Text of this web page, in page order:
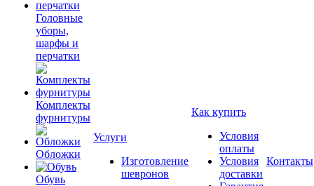
Головные
уборы,
шарфы и
перчатки
Комплекты
фурнитуры
Обложки
Обувь
Услуги
Изготовление
шевронов
Как купить
Условия
оплаты
Условия
доставки
Контакты